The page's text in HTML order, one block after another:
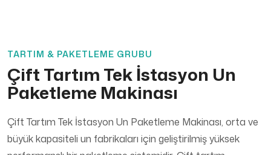
TARTIM & PAKETLEME GRUBU
Çift Tartım Tek İstasyon Un
Paketleme Makinası
Çift Tartım Tek İstasyon Un Paketleme Makinası, orta ve
büyük kapasiteli un fabrikaları için geliştirilmiş yüksek